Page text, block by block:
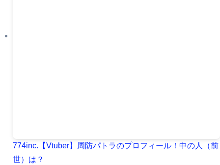
774inc.【Vtuber】周防パトラのプロフィール！中の人（前
世）は？